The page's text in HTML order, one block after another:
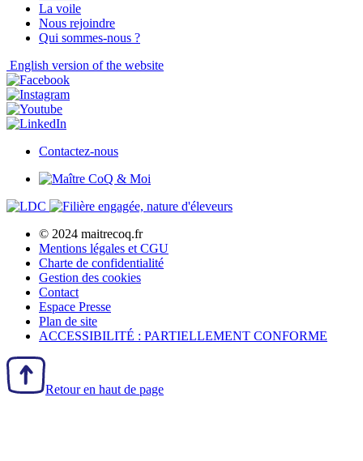
La voile
Nous rejoindre
Qui sommes-nous ?
English version of the website
Contactez-nous
© 2024 maitrecoq.fr
Mentions légales et CGU
Charte de confidentialité
Gestion des cookies
Contact
Espace Presse
Plan de site
ACCESSIBILITÉ : PARTIELLEMENT CONFORME
Retour en haut de page